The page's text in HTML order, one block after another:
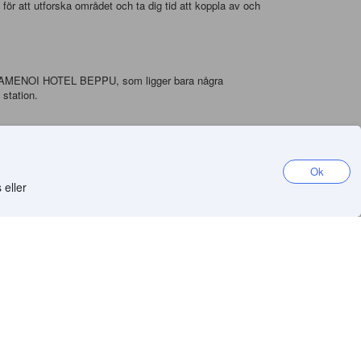
eller
Ok
att utforska området och ta dig tid att koppla av och
HOTEL BEPPU, som ligger bara några
i små bollar.